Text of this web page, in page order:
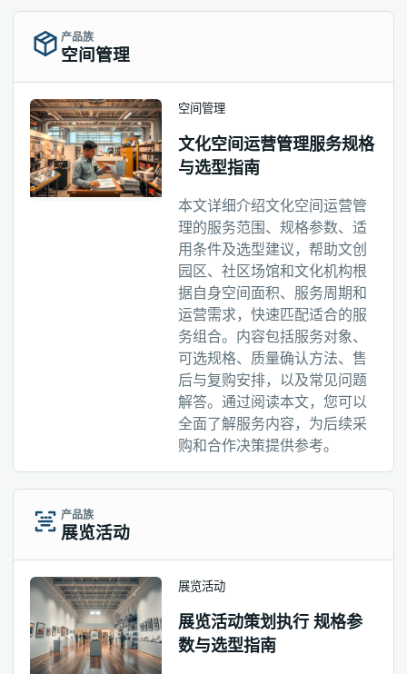
产品族
空间管理
空间管理
文化空间运营管理服务规格
与选型指南
本文详细介绍文化空间运营管
理的服务范围、规格参数、适
用条件及选型建议，帮助文创
园区、社区场馆和文化机构根
据自身空间面积、服务周期和
运营需求，快速匹配适合的服
务组合。内容包括服务对象、
可选规格、质量确认方法、售
后与复购安排，以及常见问题
解答。通过阅读本文，您可以
全面了解服务内容，为后续采
购和合作决策提供参考。
产品族
展览活动
展览活动
展览活动策划执行 规格参
数与选型指南